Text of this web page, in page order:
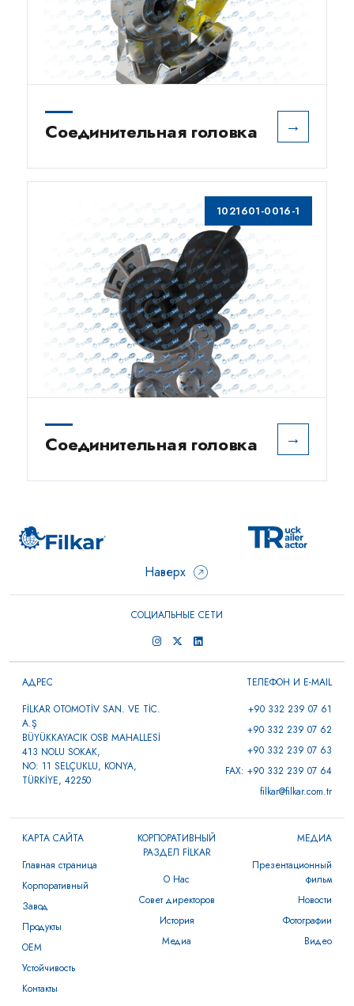
Соединительная головка →
1021601-0016-1
Соединительная головка →
Наверх
СОЦИАЛЬНЫЕ СЕТИ
АДРЕС
FİLKAR OTOMOTİV SAN. VE TİC.
A.Ş
BÜYÜKKAYACIK OSB MAHALLESİ
413 NOLU SOKAK,
NO: 11 SELÇUKLU, KONYA,
TÜRKİYE, 42250
ТЕЛЕФОН И E-MAIL
+90 332 239 07 61
+90 332 239 07 62
+90 332 239 07 63
FAX: +90 332 239 07 64
filkar@filkar.com.tr
КАРТА САЙТА
Главная страница
Корпоративный
Завод
Продукты
OEM
Устойчивость
Контакты
КОРПОРАТИВНЫЙ
РАЗДЕЛ FİLKAR
О Нас
Совет директоров
История
Медиа
МЕДИА
Презентационный
фильм
Новости
Фотографии
Видео